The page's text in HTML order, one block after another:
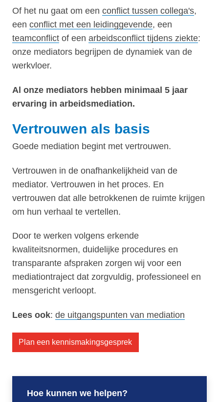
Of het nu gaat om een conflict tussen collega's,
een conflict met een leidinggevende, een
teamconflict of een arbeidsconflict tijdens ziekte:
onze mediators begrijpen de dynamiek van de
werkvloer.
Al onze mediators hebben minimaal 5 jaar
ervaring in arbeidsmediation.
Vertrouwen als basis
Goede mediation begint met vertrouwen.
Vertrouwen in de onafhankelijkheid van de
mediator. Vertrouwen in het proces. En
vertrouwen dat alle betrokkenen de ruimte krijgen
om hun verhaal te vertellen.
Door te werken volgens erkende
kwaliteitsnormen, duidelijke procedures en
transparante afspraken zorgen wij voor een
mediationtraject dat zorgvuldig, professioneel en
mensgericht verloopt.
Lees ook: de uitgangspunten van mediation
Plan een kennismakingsgesprek
Hoe kunnen we helpen?